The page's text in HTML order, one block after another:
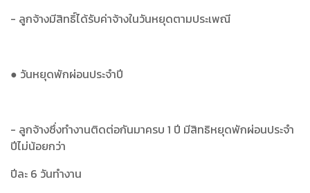
- ลูกจ้างมีสิทธิ์ได้รับค่าจ้างในวันหยุดตามประเพณี
● วันหยุดพักผ่อนประจำปี
- ลูกจ้างซึ่งทำงานติดต่อกันมาครบ 1 ปี มีสิทธิหยุดพักผ่อนประจำ
ปีไม่น้อยกว่า
ปีละ 6 วันทำงาน